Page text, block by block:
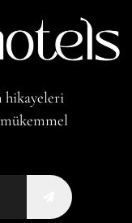
hikayeleri